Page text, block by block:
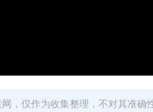
，仅作为收集整理，不对其准